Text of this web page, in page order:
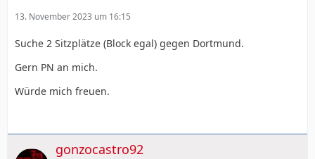
13. November 2023 um 16:15
Suche 2 Sitzplätze (Block egal) gegen Dortmund.
Gern PN an mich.
Würde mich freuen.
gonzocastro92